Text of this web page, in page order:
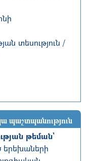
տեսություն /
պաշտպանություն
թեման`